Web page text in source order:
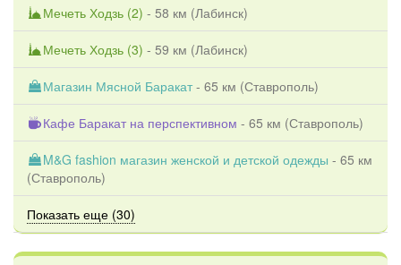
Мечеть Ходзь (2) - 58 км (Лабинск)
Мечеть Ходзь (3) - 59 км (Лабинск)
Магазин Мясной Баракат - 65 км (Ставрополь)
Кафе Баракат на перспективном - 65 км (Ставрополь)
M&G fashion магазин женской и детской одежды - 65 км
(Ставрополь)
Показать еще (30)